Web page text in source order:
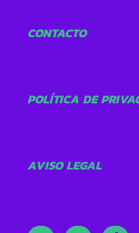
CONTACTO
POLÍTICA DE
AVISO LEGAL